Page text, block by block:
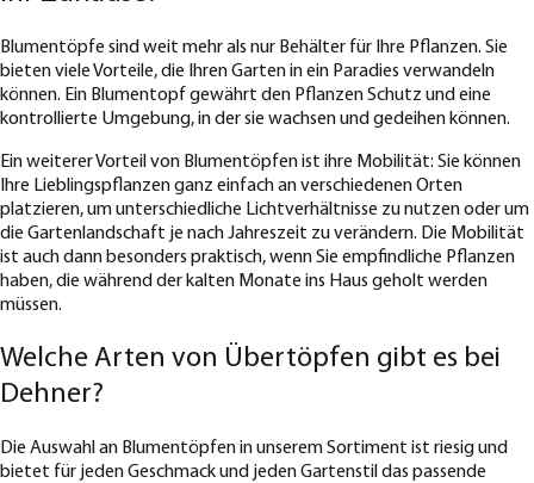
Blumentöpfe sind weit mehr als nur Behälter für Ihre Pflanzen. Sie
bieten viele Vorteile, die Ihren Garten in ein Paradies verwandeln
können. Ein Blumentopf gewährt den Pflanzen Schutz und eine
kontrollierte Umgebung, in der sie wachsen und gedeihen können.
Ein weiterer Vorteil von Blumentöpfen ist ihre Mobilität: Sie können
Ihre Lieblingspflanzen ganz einfach an verschiedenen Orten
platzieren, um unterschiedliche Lichtverhältnisse zu nutzen oder um
die Gartenlandschaft je nach Jahreszeit zu verändern. Die Mobilität
ist auch dann besonders praktisch, wenn Sie empfindliche Pflanzen
haben, die während der kalten Monate ins Haus geholt werden
müssen.
Welche Arten von Übertöpfen gibt es bei
Dehner?
Die Auswahl an Blumentöpfen in unserem Sortiment ist riesig und
bietet für jeden Geschmack und jeden Gartenstil das passende